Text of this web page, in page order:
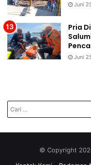
Juni
Pria
Juni
© Copyright